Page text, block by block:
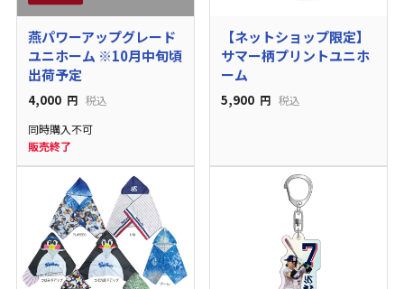
燕パワーアップグレード
ユニホーム ※10月中旬頃
出荷予定
4,000 円 税込
同時購入不可
販売終了
【ネットショップ限定】
サマー柄プリントユニホ
ーム
5,900 円 税込